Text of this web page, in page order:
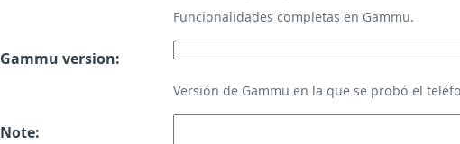
Funcionalidades completas en Gammu.
Gammu version:
Versión de Gammu en la que se probó el
Note: